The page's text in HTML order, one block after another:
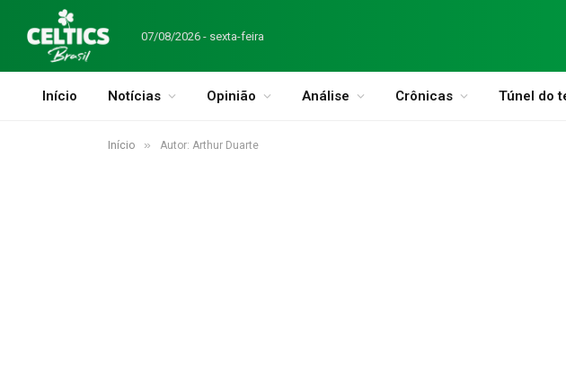
07/08/2026 - sexta-feira
Início Notícias Opinião Análise Crônicas Túnel do
Início » Autor: Arthur Duarte